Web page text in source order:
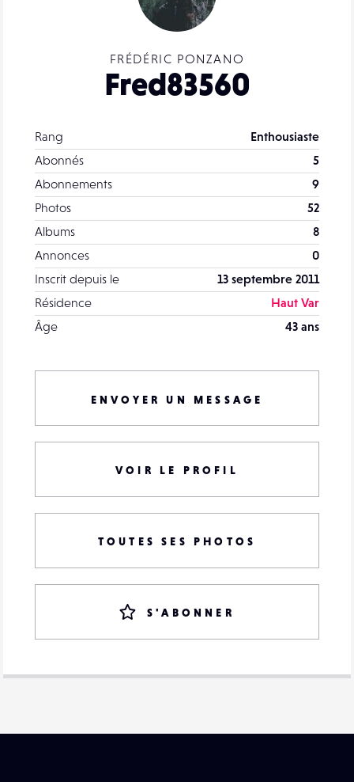
FRÉDÉRIC PONZANO
Fred83560
Rang
Enthousiaste
Abonnés
5
Abonnements
9
Photos
52
Albums
8
Annonces
0
Inscrit depuis le
13 septembre 2011
Résidence
Haut Var
Âge
43 ans
ENVOYER UN MESSAGE
VOIR LE PROFIL
TOUTES SES PHOTOS
S'ABONNER